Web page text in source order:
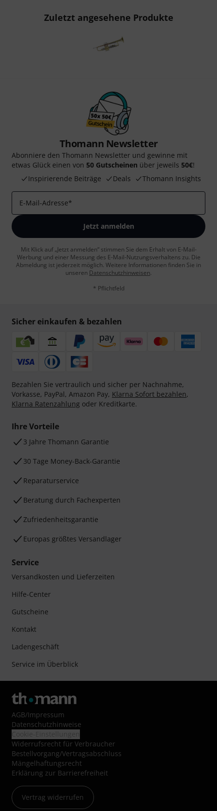
Zuletzt angesehene Produkte
Thomann Newsletter
Abonniere den Thomann Newsletter und gewinne mit
etwas Glück einen von 50 Gutscheinen über jeweils 50€!
Inspirierende Beiträge
Deals Thomann Insights
E-Mail-Adresse*
Jetzt anmelden
Mit Klick auf „Jetzt anmelden“ stimmen Sie dem Erhalt von E-Mail-
Werbung und einer Messung des E-Mail-Nutzungsverhaltens zu. Die
Abmeldung ist jederzeit möglich. Weitere Informationen finden Sie in
unseren Datenschutzhinweisen.
* Pflichtfeld
Sicher einkaufen & bezahlen
Bezahlen Sie vertraulich und sicher per Nachnahme,
Vorkasse, PayPal, Amazon Pay, Klarna Sofort bezahlen,
Klarna Ratenzahlung oder Kreditkarte.
Ihre Vorteile
3 Jahre Thomann Garantie
30 Tage Money-Back-Garantie
Reparaturservice
Beratung durch Fachexperten
Zufriedenheitsgarantie
Europas größtes Versandlager
Service
Versandkosten und Lieferzeiten
Hilfe-Center
Gutscheine
Kontakt
Ladengeschäft
Service im Überblick
AGB/Impressum
Datenschutzhinweise
Widerrufsrecht für Verbraucher
Bestellvorgang/Vertragsabschluss
Mängelhaftungsrecht
Erklärung zur Barrierefreiheit
Vertrag widerrufen